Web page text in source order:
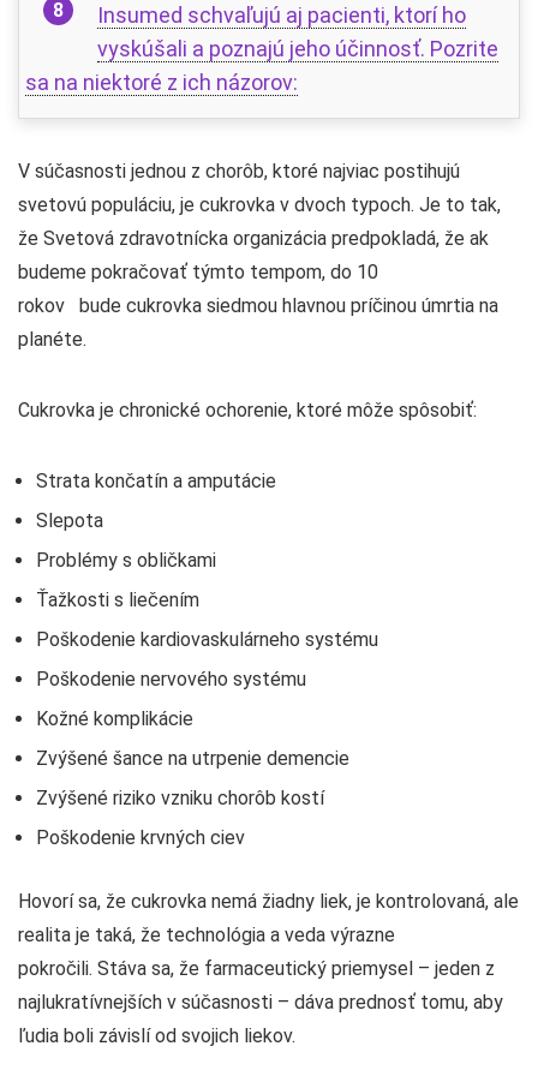
Insumed schvaľujú aj pacienti, ktorí ho
vyskúšali a poznajú jeho účinnosť. Pozrite
sa na niektoré z ich názorov:
V súčasnosti jednou z chorôb, ktoré najviac postihujú
svetovú populáciu, je cukrovka v dvoch typoch. Je to tak,
že Svetová zdravotnícka organizácia predpokladá, že ak
budeme pokračovať týmto tempom, do 10
rokov bude cukrovka siedmou hlavnou príčinou úmrtia na
planéte.
Cukrovka je chronické ochorenie, ktoré môže spôsobiť:
Strata končatín a amputácie
Slepota
Problémy s obličkami
Ťažkosti s liečením
Poškodenie kardiovaskulárneho systému
Poškodenie nervového systému
Kožné komplikácie
Zvýšené šance na utrpenie demencie
Zvýšené riziko vzniku chorôb kostí
Poškodenie krvných ciev
Hovorí sa, že cukrovka nemá žiadny liek, je kontrolovaná, ale
realita je taká, že technológia a veda výrazne
pokročili. Stáva sa, že farmaceutický priemysel – jeden z
najlukratívnejších v súčasnosti – dáva prednosť tomu, aby
ľudia boli závislí od svojich liekov.